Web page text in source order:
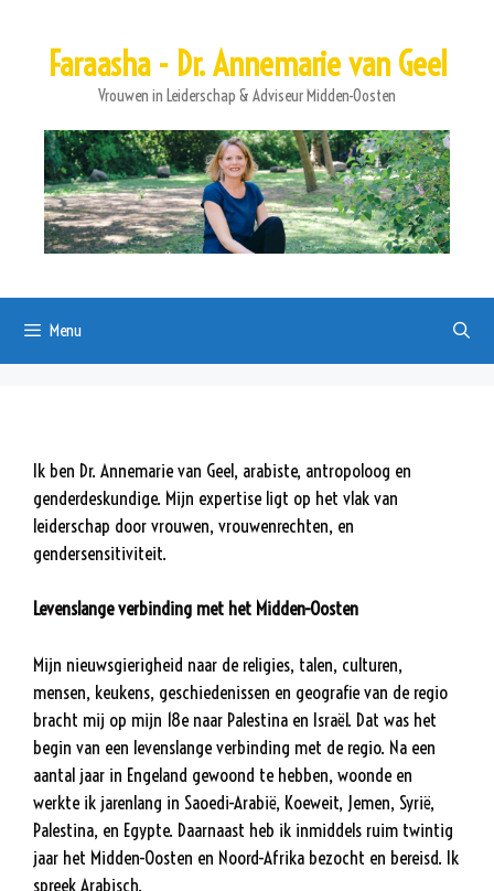
Faraasha - Dr. Annemarie van Geel
Vrouwen in Leiderschap & Adviseur Midden-Oosten
Menu
Ik ben Dr. Annemarie van Geel, arabiste, antropoloog en
genderdeskundige. Mijn expertise ligt op het vlak van
leiderschap door vrouwen, vrouwenrechten, en
gendersensitiviteit.
Levenslange verbinding met het Midden-Oosten
Mijn nieuwsgierigheid naar de religies, talen, culturen,
mensen, keukens, geschiedenissen en geografie van de regio
bracht mij op mijn 18e naar Palestina en Israël. Dat was het
begin van een levenslange verbinding met de regio. Na een
aantal jaar in Engeland gewoond te hebben, woonde en
werkte ik jarenlang in Saoedi-Arabië, Koeweit, Jemen, Syrië,
Palestina, en Egypte. Daarnaast heb ik inmiddels ruim twintig
jaar het Midden-Oosten en Noord-Afrika bezocht en bereisd. Ik
spreek Arabisch.